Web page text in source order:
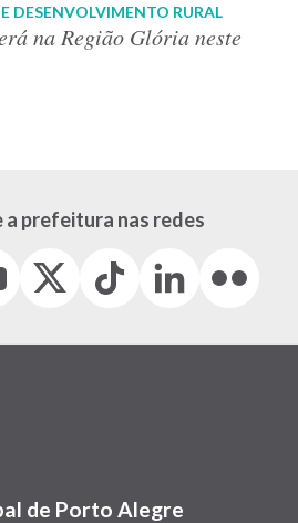
DESENVOLVIMENTO RURAL
na Região Glória neste
a prefeitura nas redes
(Antigo
(link
Tiktok
(link
em
LinkedIn
(link
em
(link
em
de Porto Alegre